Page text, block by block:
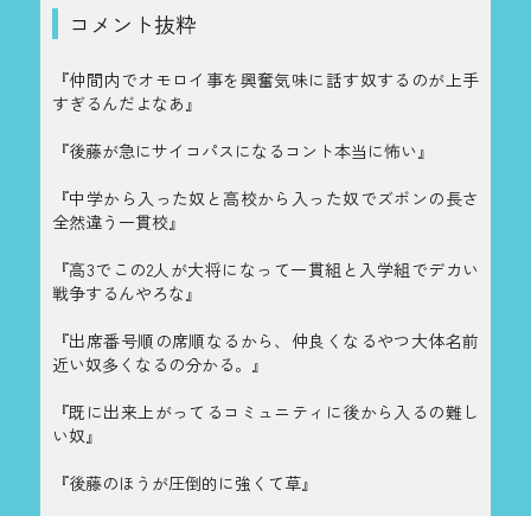
コメント抜粋
『仲間内でオモロイ事を興奮気味に話す奴するのが上手
すぎるんだよなあ』
『後藤が急にサイコパスになるコント本当に怖い』
『中学から入った奴と高校から入った奴でズボンの長さ
全然違う一貫校』
『高3でこの2人が大将になって一貫組と入学組でデカい
戦争するんやろな』
『出席番号順の席順なるから、仲良くなるやつ大体名前
近い奴多くなるの分かる。』
『既に出来上がってるコミュニティに後から入るの難し
い奴』
『後藤のほうが圧倒的に強くて草』